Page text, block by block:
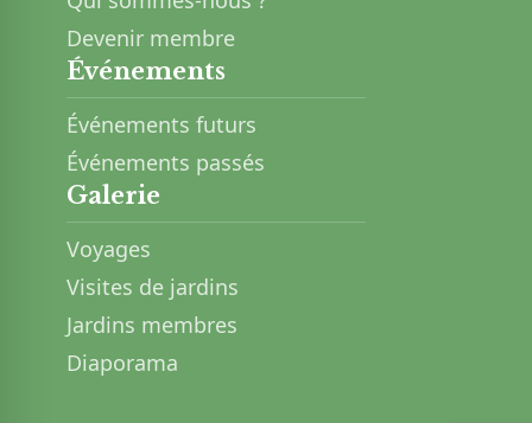
Devenir membre
Événements
Événements futurs
Événements passés
Galerie
Voyages
Visites de jardins
Jardins membres
Diaporama